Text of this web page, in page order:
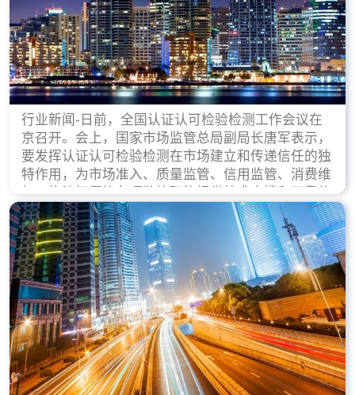
行业新闻-日前，全国认证认可检验检测工作会议在
京召开。会上，国家市场监管总局副局长唐军表示，
要发挥认证认可检验检测在市场建立和传递信任的独
特作用，为市场准入、质量监管、信用监管、消费维
权、执法打假等各项监管职能提供技术支撑和可靠依
据。